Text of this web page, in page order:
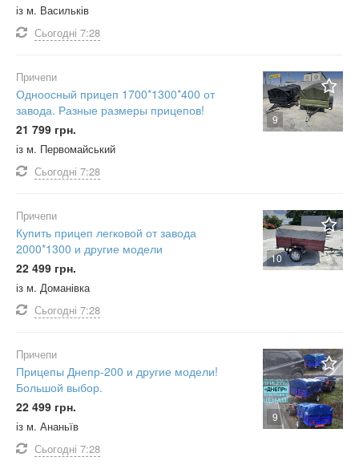
із м. Васильків
Сьогодні 7:28
9
Причепи
Одноосный прицеп 1700*1300*400 от
завода. Разные размеры прицепов!
21 799 грн.
із м. Первомайський
Сьогодні 7:28
10
Причепи
Купить прицеп легковой от завода
2000*1300 и другие модели
22 499 грн.
із м. Доманівка
Сьогодні 7:28
9
Причепи
Прицепы Днепр-200 и другие модели!
Большой выбор.
22 499 грн.
із м. Ананьїв
Сьогодні 7:28